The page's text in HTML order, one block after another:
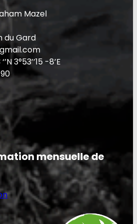
Mazel
du Gard
3°53’’15 -8’E
mensuelle de